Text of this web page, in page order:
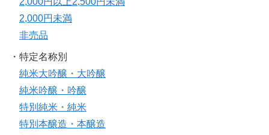
2,000円未満
非売品
・特定名称別
純米大吟醸・大吟醸
純米吟醸・吟醸
特別純米・純米
特別本醸造・本醸造